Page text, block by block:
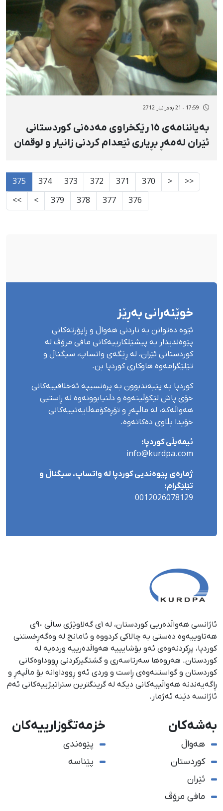
17:59 - 21 بەفرانبار 2712
بەیاننامەی ١٥ رێکخراوی مەدەنی کوردستانی
ئێران لەمەڕ بڕیاری ئێعدام کردنی زانیار و لوقمان
<<
<
370
371
372
373
374
375
376
377
378
379
>
>>
خوێنەرانی بەڕێز
ئێوە دەتوانن بە ناردنی هەواڵ و ڕاپۆرتەکانی
پێوەندیدار بە پیشێلکارییەکانی مافی مرۆڤ لە
کوردستانی ئێران، لە ڕێگەی واتساپ، سیگناڵ و
تێلێگرامەوە هاوکاری کوردپا بن.
کوردپا بە پێبەندبوون بە پرەنسیپە ئەخلاقییەکانی
خۆی پاش لێکۆڵینەوە و دڵنیابوونەوە لە ڕاستیی
هەواڵەکە، لە ماڵپەڕ و تۆڕەکۆمەڵایەتییەکانی
خۆیدا بڵاوی دەکاتەوە.
ئیمەیڵی کوردپا:
info@kurdpa.com
ژمارەی پێوەندیی کوردپا لە واتساپ، سیگناڵ و
تێلێگرام:
0012026078129
ئاژانسی هەواڵدەریی کوردستان، لە ١ی گەلاوێژی ساڵی ٩٠ی
هەتاوییەوە دەستی بە چالاکی کردووە و ئامانج لە وەگەڕخستنی
كوردپا، پڕكردنەوەی ئەو بۆشایییە هەواڵدەرییە وردەیە لە
كوردستان. هەروەها سەرتاسەری و گشتگیركردنی ڕووداوەكانی
كوردستان و گواستنەوەی ڕاست و وردی ئەو ڕووداوانە بۆ ماڵپەڕ و
ڕاگەیەندنە هەواڵییەكانی دیكە لە گرینگترین ستراتیژییەكانی ئەم
ئاژانسە دێنە ئەژمار.
بەشەکان
هەواڵ
کوردستان
ئێران
مافی مرۆڤ
خزمەتگوزارییەکان
پێوەندی
پێناسە